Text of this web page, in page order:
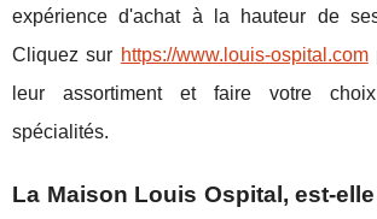
expérience d'achat à la hauteur de
Cliquez sur https://www.louis-ospital.com
leur assortiment et faire votre
spécialités.
La Maison Louis Ospital, est-